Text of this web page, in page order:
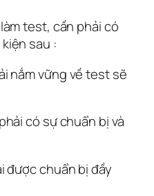
test, cần phải có
sau :
nắm vững về test sẽ
có sự chuẩn bị và
được chuẩn bị đầy